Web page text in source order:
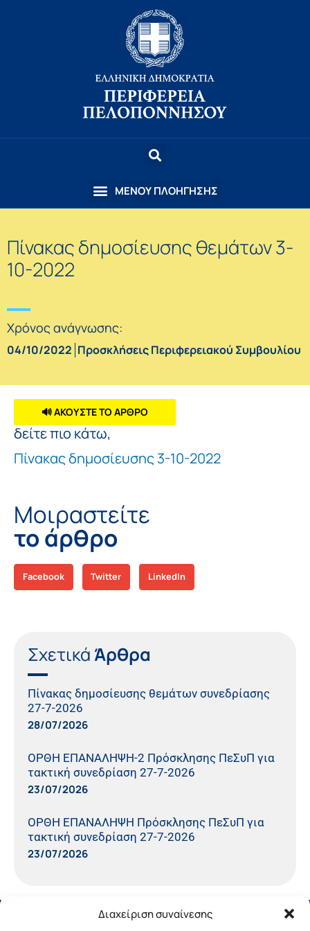
Διαχείριση συναίνεσης
Πίνακας δημοσίευσης θεμάτων 3-
10-2022
Χρόνος ανάγνωσης:
04/10/2022 Προσκλήσεις Περιφερειακού Συμβουλίου
🔊 ΑΚΟΥΣΤΕ ΤΟ ΑΡΘΡΟ
δείτε πιο κάτω,
Πίνακας δημοσίευσης 3-10-2022
Μοιραστείτε
το άρθρο
Facebook Twitter LinkedIn
Σχετικά Άρθρα
Πίνακας δημοσίευσης θεμάτων συνεδρίασης
27-7-2026
28/07/2026
ΟΡΘΗ ΕΠΑΝΑΛΗΨΗ-2 Πρόσκλησης ΠεΣυΠ για
τακτική συνεδρίαση 27-7-2026
23/07/2026
ΟΡΘΗ ΕΠΑΝΑΛΗΨΗ Πρόσκλησης ΠεΣυΠ για
τακτική συνεδρίαση 27-7-2026
23/07/2026